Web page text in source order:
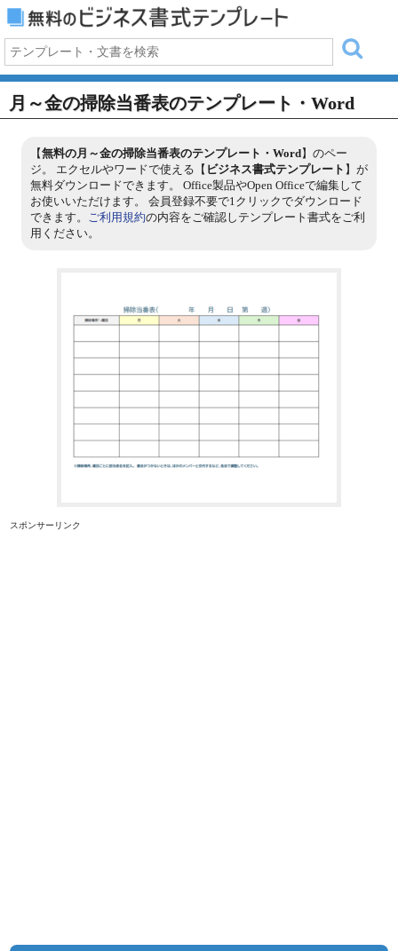
月～金の掃除当番表のテンプレート・Word
【無料の月～金の掃除当番表のテンプレート・Word】のペー
ジ。 エクセルやワードで使える【 ビジネス書式テンプレート 】が
無料ダウンロードできます。 Office製品やOpen Officeで編集して
お使いいただけます。 会員登録不要で1クリックでダウンロード
できます。 ご利用規約の内容をご確認しテンプレート書式をご利
用ください。
スポンサーリンク